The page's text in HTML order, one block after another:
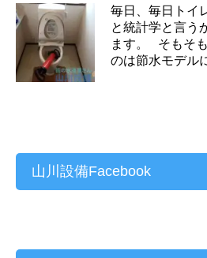
毎日、毎日トイ
と統計学と言う
ます。 そもそ
のは節水モデル
山川設備Facebook